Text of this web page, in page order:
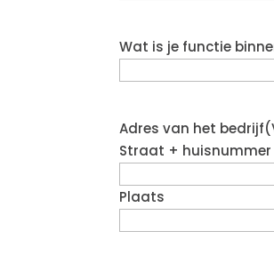
Wat is je functie
Adres van het bedrijf
Straat + huisnummer
Plaats